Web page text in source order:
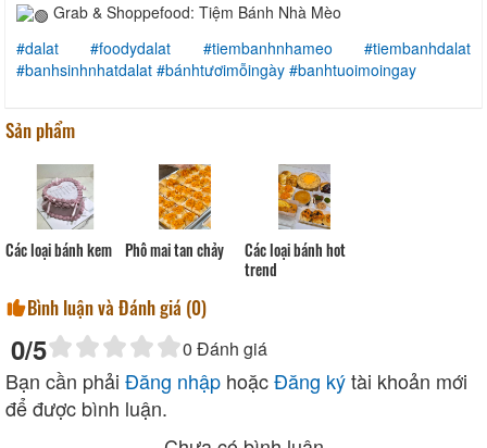
Grab & Shoppefood: Tiệm Bánh Nhà Mèo
#dalat
#foodydalat #tiembanhnhameo
#tiembanhdalat
#banhsinhnhatdalat #bánhtươimỗingày #banhtuoimoingay
Sản phẩm
Các loại bánh kem Phô mai tan chảy
Các loại bánh hot
trend
Bình luận và Đánh giá (0)
0/5 0 Đánh giá
Bạn cần phải Đăng nhập hoặcĐăng kýtài khoản mới
để được bình luận.